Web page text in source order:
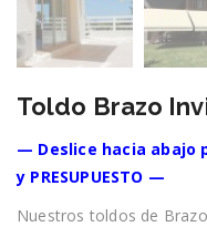
Toldo Brazo
— Deslice hacia abajo
y PRESUPUESTO —
Nuestros toldos de